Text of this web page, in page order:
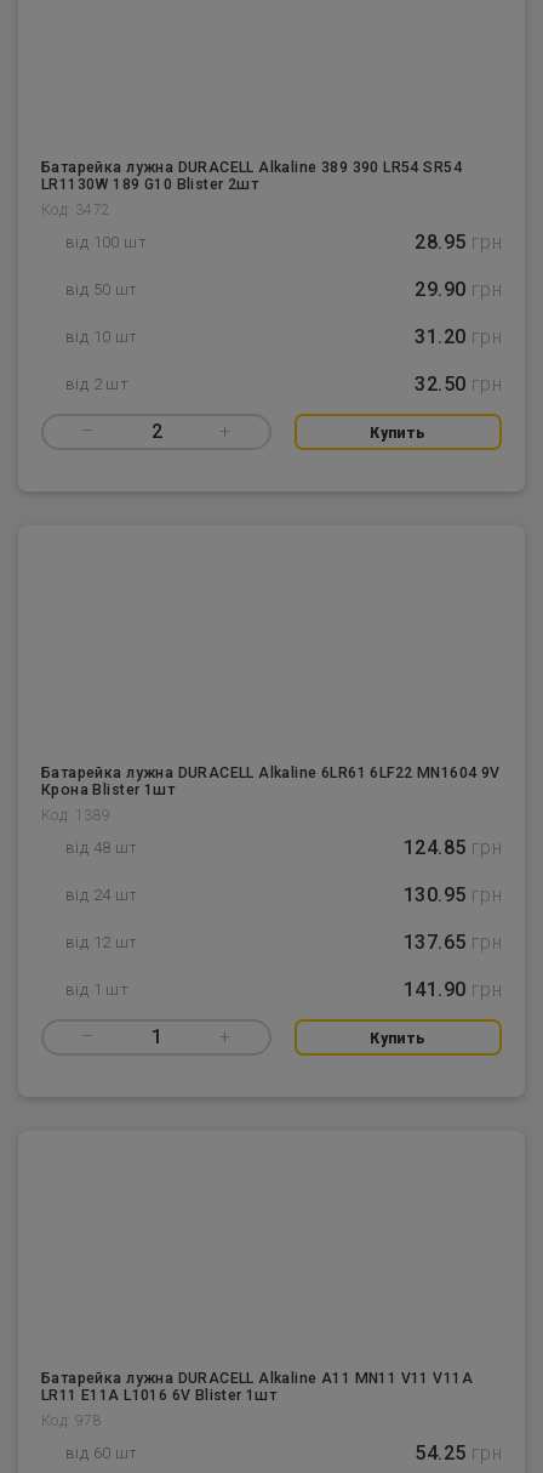
Батарейка лужна DURACELL Alkaline 389 390 LR54 SR54
LR1130W 189 G10 Blister 2шт
Код: 3472
від 100 шт 28.95 грн
від 50 шт 29.90 грн
від 10 шт 31.20 грн
від 2 шт 32.50 грн
– 2 + Купить
Батарейка лужна DURACELL Alkaline 6LR61 6LF22 MN1604 9V
Крона Blister 1шт
Код: 1389
від 48 шт 124.85 грн
від 24 шт 130.95 грн
від 12 шт 137.65 грн
від 1 шт 141.90 грн
– 1 + Купить
Батарейка лужна DURACELL Alkaline A11 MN11 V11 V11A
LR11 E11A L1016 6V Blister 1шт
Код: 978
від 60 шт 54.25 грн